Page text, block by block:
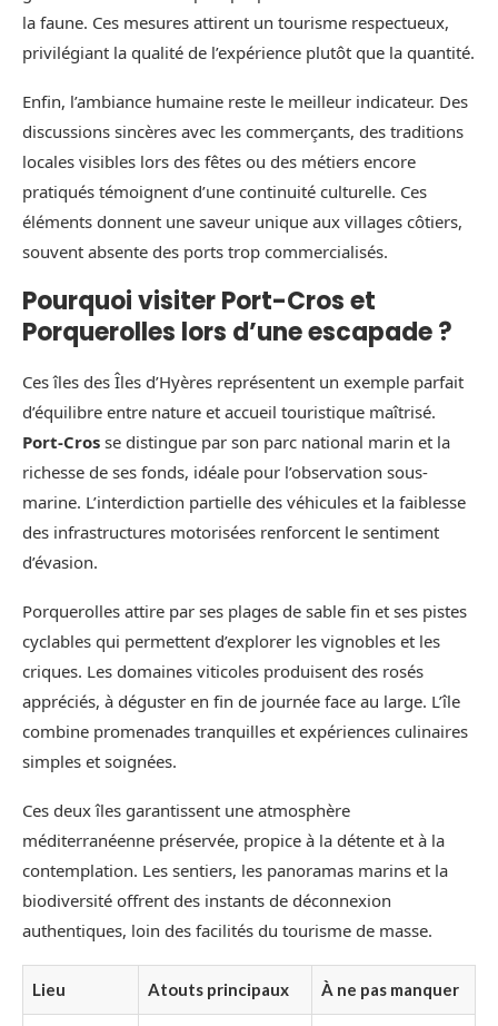
la faune. Ces mesures attirent un tourisme respectueux,
privilégiant la qualité de l’expérience plutôt que la quantité.
Enfin, l’ambiance humaine reste le meilleur indicateur. Des
discussions sincères avec les commerçants, des traditions
locales visibles lors des fêtes ou des métiers encore
pratiqués témoignent d’une continuité culturelle. Ces
éléments donnent une saveur unique aux villages côtiers,
souvent absente des ports trop commercialisés.
Pourquoi visiter Port-Cros et
Porquerolles lors d’une escapade ?
Ces îles des Îles d’Hyères représentent un exemple parfait
d’équilibre entre nature et accueil touristique maîtrisé.
Port-Cros se distingue par son parc national marin et la
richesse de ses fonds, idéale pour l’observation sous-
marine. L’interdiction partielle des véhicules et la faiblesse
des infrastructures motorisées renforcent le sentiment
d’évasion.
Porquerolles attire par ses plages de sable fin et ses pistes
cyclables qui permettent d’explorer les vignobles et les
criques. Les domaines viticoles produisent des rosés
appréciés, à déguster en fin de journée face au large. L’île
combine promenades tranquilles et expériences culinaires
simples et soignées.
Ces deux îles garantissent une atmosphère
méditerranéenne préservée, propice à la détente et à la
contemplation. Les sentiers, les panoramas marins et la
biodiversité offrent des instants de déconnexion
authentiques, loin des facilités du tourisme de masse.
Lieu Atouts principaux À ne pas manquer